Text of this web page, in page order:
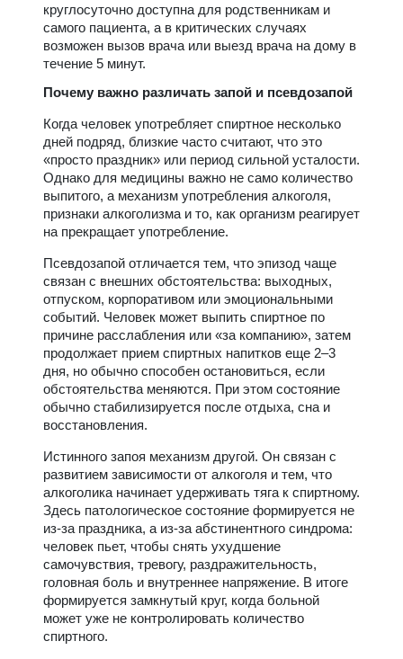
круглосуточно доступна для родственникам и
самого пациента, а в критических случаях
возможен вызов врача или выезд врача на дому в
течение 5 минут.
Почему важно различать запой и псевдозапой
Когда человек употребляет спиртное несколько
дней подряд, близкие часто считают, что это
«просто праздник» или период сильной усталости.
Однако для медицины важно не само количество
выпитого, а механизм употребления алкоголя,
признаки алкоголизма и то, как организм реагирует
на прекращает употребление.
Псевдозапой отличается тем, что эпизод чаще
связан с внешних обстоятельства: выходных,
отпуском, корпоративом или эмоциональными
событий. Человек может выпить спиртное по
причине расслабления или «за компанию», затем
продолжает прием спиртных напитков еще 2–3
дня, но обычно способен остановиться, если
обстоятельства меняются. При этом состояние
обычно стабилизируется после отдыха, сна и
восстановления.
Истинного запоя механизм другой. Он связан с
развитием зависимости от алкоголя и тем, что
алкоголика начинает удерживать тяга к спиртному.
Здесь патологическое состояние формируется не
из-за праздника, а из-за абстинентного синдрома:
человек пьет, чтобы снять ухудшение
самочувствия, тревогу, раздражительность,
головная боль и внутреннее напряжение. В итоге
формируется замкнутый круг, когда больной
может уже не контролировать количество
спиртного.